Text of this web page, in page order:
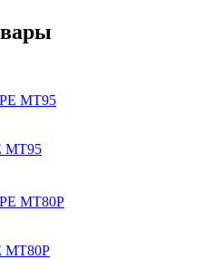
MT95
MT80P